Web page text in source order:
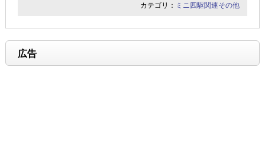
カテゴリ： ミニ四駆関連その他
広告